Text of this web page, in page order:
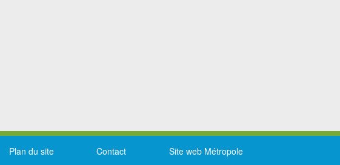
Plan du site Contact Site web Métropole